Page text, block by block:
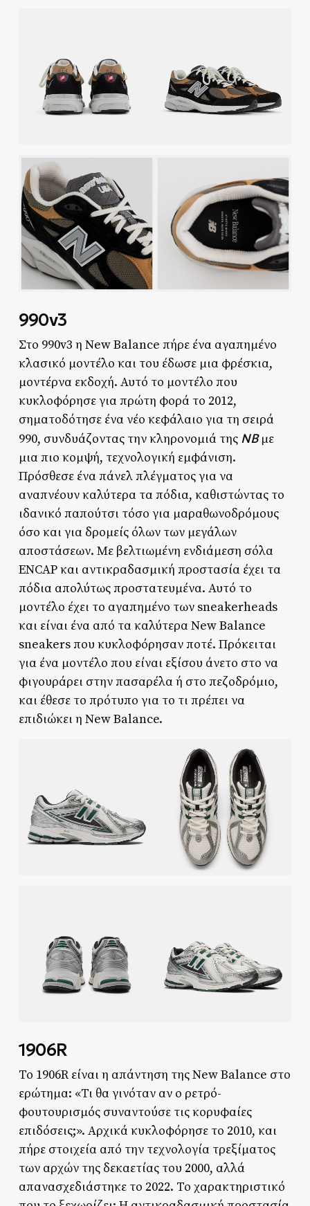
990v3
Στο 990v3 η New Balance πήρε ένα αγαπημένο
κλασικό μοντέλο και του έδωσε μια φρέσκια,
μοντέρνα εκδοχή. Αυτό το μοντέλο που
κυκλοφόρησε για πρώτη φορά το 2012,
σηματοδότησε ένα νέο κεφάλαιο για τη σειρά
990, συνδυάζοντας την κληρονομιά της ΝΒμε
μια πιο κομψή, τεχνολογική εμφάνιση.
Πρόσθεσε ένα πάνελ πλέγματος για να
αναπνέουν καλύτερα τα πόδια, καθιστώντας το
ιδανικό παπούτσι τόσο για μαραθωνοδρόμους
όσο και για δρομείς όλων των μεγάλων
αποστάσεων. Με βελτιωμένη ενδιάμεση σόλα
ENCAP και αντικραδασμική προστασία έχει τα
πόδια απολύτως προστατευμένα. Αυτό το
μοντέλο έχει το αγαπημένο των sneakerheads
και είναι ένα από τα καλύτερα New Balance
sneakers που κυκλοφόρησαν ποτέ. Πρόκειται
για ένα μοντέλο που είναι εξίσου άνετο στο να
φιγουράρει στην πασαρέλα ή στο πεζοδρόμιο,
και έθεσε το πρότυπο για το τι πρέπει να
επιδιώκει η New Balance.
1906R
Το 1906R είναι η απάντηση της New Balance στο
ερώτημα: «Τι θα γινόταν αν ο ρετρό-
φουτουρισμός συναντούσε τις κορυφαίες
επιδόσεις;». Αρχικά κυκλοφόρησε το 2010, και
πήρε στοιχεία από την τεχνολογία τρεξίματος
των αρχών της δεκαετίας του 2000, αλλά
απανασχεδιάστηκε το 2022. Το χαρακτηριστικό